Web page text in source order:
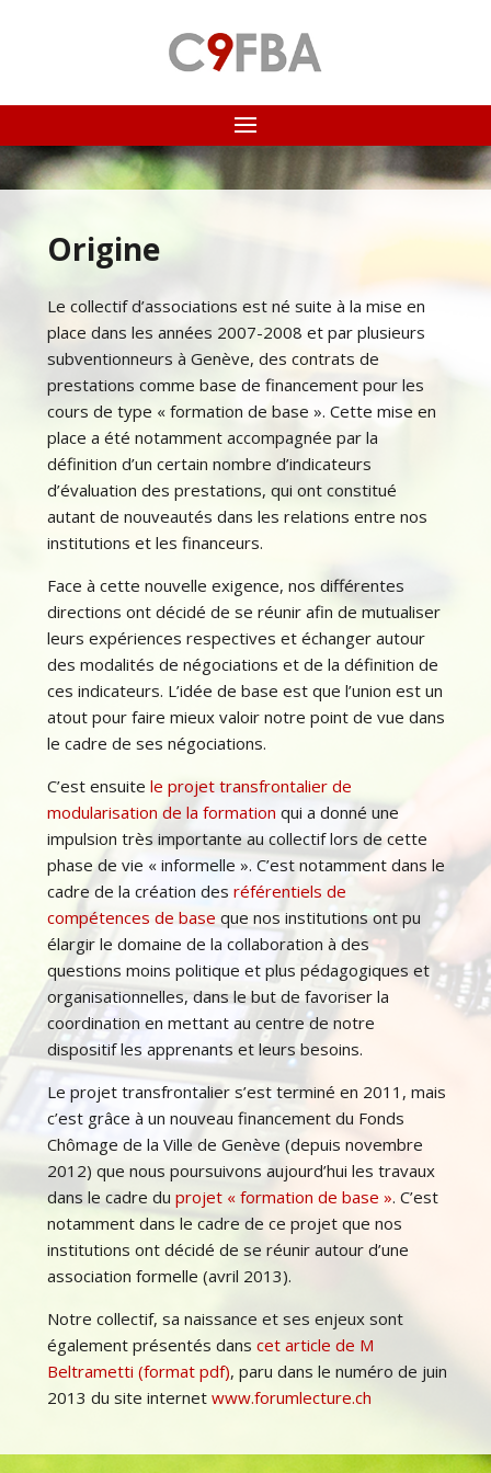
Origine
Le collectif d’associations est né suite à la mise en
place dans les années 2007-2008 et par plusieurs
subventionneurs à Genève, des contrats de
prestations comme base de financement pour les
cours de type « formation de base ». Cette mise en
place a été notamment accompagnée par la
définition d’un certain nombre d’indicateurs
d’évaluation des prestations, qui ont constitué
autant de nouveautés dans les relations entre nos
institutions et les financeurs.
Face à cette nouvelle exigence, nos différentes
directions ont décidé de se réunir afin de mutualiser
leurs expériences respectives et échanger autour
des modalités de négociations et de la définition de
ces indicateurs. L’idée de base est que l’union est un
atout pour faire mieux valoir notre point de vue dans
le cadre de ses négociations.
C’est ensuite le projet transfrontalier de
modularisation de la formation qui a donné une
impulsion très importante au collectif lors de cette
phase de vie « informelle ». C’est notamment dans le
cadre de la création des référentiels de
compétences de base que nos institutions ont pu
élargir le domaine de la collaboration à des
questions moins politique et plus pédagogiques et
organisationnelles, dans le but de favoriser la
coordination en mettant au centre de notre
dispositif les apprenants et leurs besoins.
Le projet transfrontalier s’est terminé en 2011, mais
c’est grâce à un nouveau financement du Fonds
Chômage de la Ville de Genève (depuis novembre
2012) que nous poursuivons aujourd’hui les travaux
dans le cadre du projet « formation de base ». C’est
notamment dans le cadre de ce projet que nos
institutions ont décidé de se réunir autour d’une
association formelle (avril 2013).
Notre collectif, sa naissance et ses enjeux sont
également présentés dans cet article de M
Beltrametti (format pdf), paru dans le numéro de juin
2013 du site internet www.forumlecture.ch